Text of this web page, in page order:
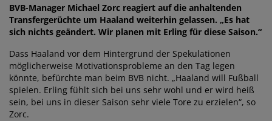
BVB-Manager Michael Zorc reagiert auf die anhaltenden
Transfergerüchte um Haaland weiterhin gelassen. „Es hat
sich nichts geändert. Wir planen mit Erling für diese Saison.“
Dass Haaland vor dem Hintergrund der Spekulationen
möglicherweise Motivationsprobleme an den Tag legen
könnte, befürchte man beim BVB nicht. „Haaland will Fußball
spielen. Erling fühlt sich bei uns sehr wohl und er wird heiß
sein, bei uns in dieser Saison sehr viele Tore zu erzielen“, so
Zorc.